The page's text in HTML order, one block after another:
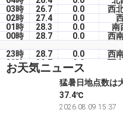
03時
26.7 0.0 西
02時
27.4 0.0
01時
28.3 0.0 南
00時
28.7 0.0 西
23時
28.7 0.0 西
22時
28.7 0.0 西
21時
29.2 0.0
0.0 西
0.0 南
0.0
0.0 南南
お天気ニュース
猛暑日地点数は
37.4℃
2026.08.09 15:37